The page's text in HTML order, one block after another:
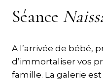
Séance
A l’arrivée de bébé,
d’immortaliser vos
famille. La galerie